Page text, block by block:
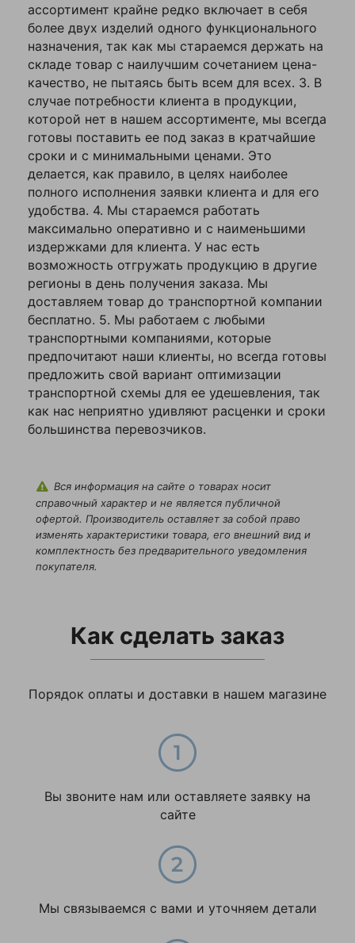
ассортимент крайне редко включает в себя
более двух изделий одного функционального
назначения, так как мы стараемся держать на
складе товар с наилучшим сочетанием цена-
качество, не пытаясь быть всем для всех. 3. В
случае потребности клиента в продукции,
которой нет в нашем ассортименте, мы всегда
готовы поставить ее под заказ в кратчайшие
сроки и с минимальными ценами. Это
делается, как правило, в целях наиболее
полного исполнения заявки клиента и для его
удобства. 4. Мы стараемся работать
максимально оперативно и с наименьшими
издержками для клиента. У нас есть
возможность отгружать продукцию в другие
регионы в день получения заказа. Мы
доставляем товар до транспортной компании
бесплатно. 5. Мы работаем с любыми
транспортными компаниями, которые
предпочитают наши клиенты, но всегда готовы
предложить свой вариант оптимизации
транспортной схемы для ее удешевления, так
как нас неприятно удивляют расценки и сроки
большинства перевозчиков.
Внутренние
габариты, мм
180х100
Высота упаковки,
36
Глубина упаковки,
12
Грузоподъемность,
6,7
Диаметр сечения
дополнительного
звена, мм
18
Диаметр сечения,
Класс прочности 8
Коэффициент
запаса прочности
4:1
Минимальная цена 55.9300
Разрывное усилие,
26,8
Страна
производства
Китай
Центральнный
склад
Цепь
Ваше
Комментарий
Я согласен с
Политикой
конфиденциальности
данного сайта
Вся информация на сайте о товарах носит
справочный характер и не является публичной
офертой. Производитель оставляет за собой право
изменять характеристики товара, его внешний вид и
комплектность без предварительного уведомления
покупателя.
Как сделать заказ
Порядок оплаты и доставки в нашем магазине
Вы звоните нам или оставляете заявку на
сайте
Мы связываемся с вами и уточняем детали